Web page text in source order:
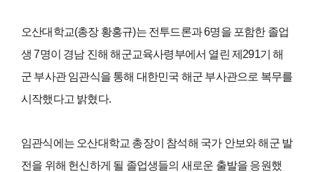
오산대학교(총장 황홍규)는 전투드론과 6명을 포함한 졸업
생 7명이 경남 진해 해군교육사령부에서 열린 제291기 해
군 부사관 임관식을 통해 대한민국 해군 부사관으로 복무를
시작했다고 밝혔다.
임관식에는 오산대학교 총장이 참석해 국가 안보와 해군 발
전을 위해 헌신하게 될 졸업생들의 새로운 출발을 응원했